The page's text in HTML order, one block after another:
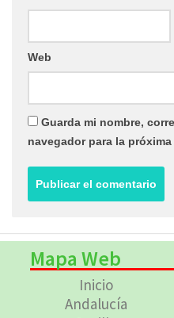
Web
Guarda mi nombre,
navegador para la
Mapa Web
Inicio
Andalucía